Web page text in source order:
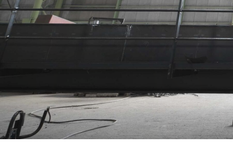
GRAPHIC DESIGN
SUBSCRIPTION
WORKS 制作実績